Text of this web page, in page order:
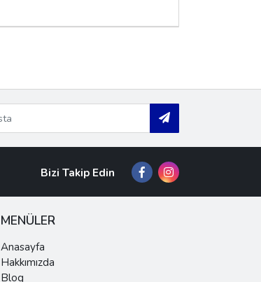
Bizi Takip Edin
MENÜLER
Anasayfa
Hakkımızda
Blog